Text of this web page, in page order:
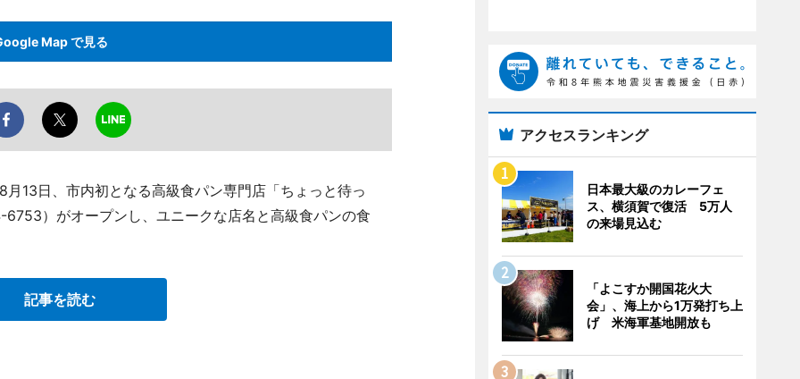
Map で見る
13日、市内初となる高級食パン専門店「ちょっと待っ
）がオープンし、ユニークな店名と高級食パンの食
記事を読む
アクセスランキング
日本最大級のカレーフェ
ス、横須賀で復活 5万人
の来場見込む
「よこすか開国花火大
会」、海上から1万発打ち上
げ 米海軍基地開放も